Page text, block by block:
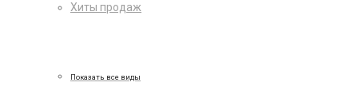
Хиты продаж
Показать все виды